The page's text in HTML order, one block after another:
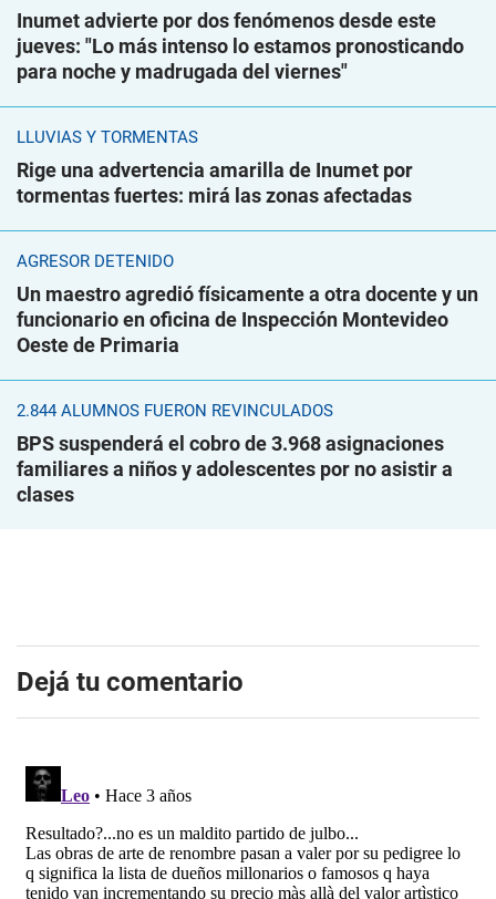
Inumet advierte por dos fenómenos desde este
jueves: "Lo más intenso lo estamos pronosticando
para noche y madrugada del viernes"
LLUVIAS Y TORMENTAS
Rige una advertencia amarilla de Inumet por
tormentas fuertes: mirá las zonas afectadas
AGRESOR DETENIDO
Un maestro agredió físicamente a otra docente y un
funcionario en oficina de Inspección Montevideo
Oeste de Primaria
2.844 ALUMNOS FUERON REVINCULADOS
BPS suspenderá el cobro de 3.968 asignaciones
familiares a niños y adolescentes por no asistir a
clases
Dejá tu comentario